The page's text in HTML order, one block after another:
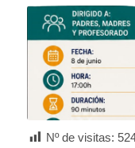
Nº de visitas: